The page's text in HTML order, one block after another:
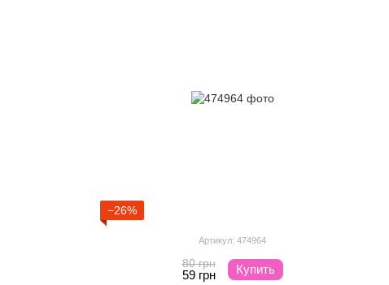
−26%
Артикул: 474964
80 грн
59 грн Купить